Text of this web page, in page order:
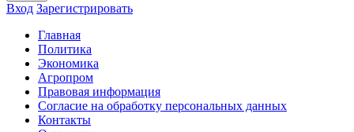
Вход Зарегистрировать
Главная
Политика
Экономика
Агропром
Правовая информация
Согласие на обработку персональных данных
Контакты